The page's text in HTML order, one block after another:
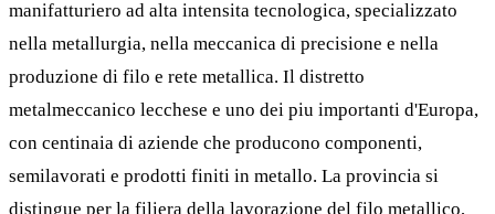
manifatturiero ad alta intensita tecnologica, specializzato
nella metallurgia, nella meccanica di precisione e nella
produzione di filo e rete metallica. Il distretto
metalmeccanico lecchese e uno dei piu importanti d'Europa,
con centinaia di aziende che producono componenti,
semilavorati e prodotti finiti in metallo. La provincia si
distingue per la filiera della lavorazione del filo metallico,